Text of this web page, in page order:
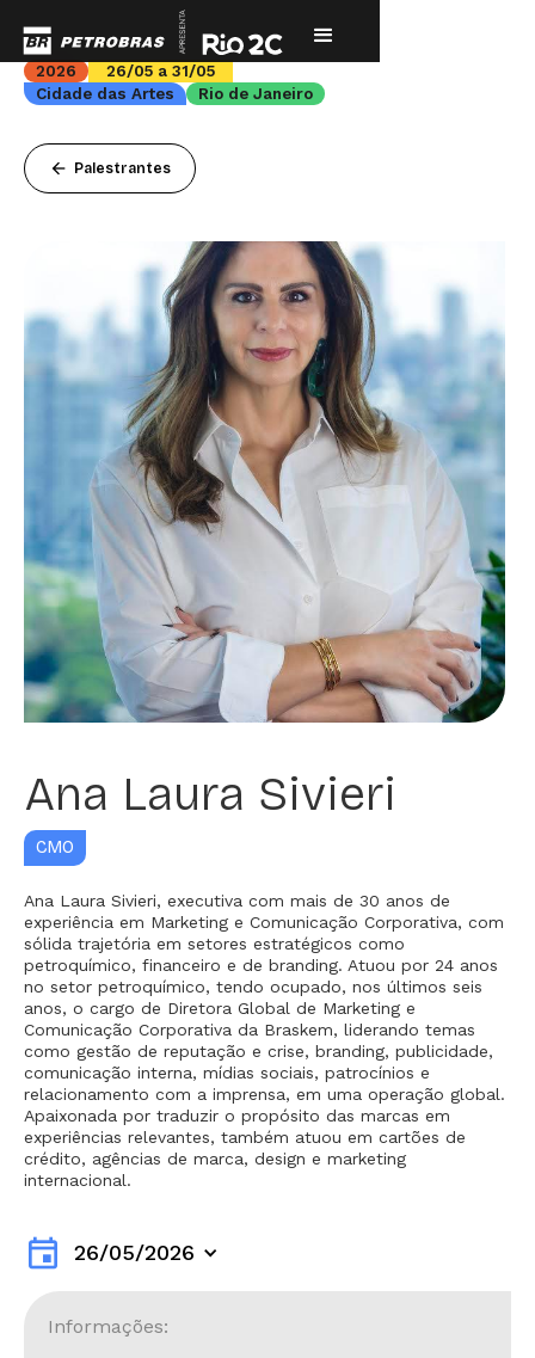
2026
26/05 a 31/05
Cidade das Artes
Rio de Janeiro
arrow_back Palestrantes
Ana Laura Sivieri
CMO
Ana Laura Sivieri, executiva com mais de 30 anos de
experiência em Marketing e Comunicação Corporativa, com
sólida trajetória em setores estratégicos como
petroquímico, financeiro e de branding. Atuou por 24 anos
no setor petroquímico, tendo ocupado, nos últimos seis
anos, o cargo de Diretora Global de Marketing e
Comunicação Corporativa da Braskem, liderando temas
como gestão de reputação e crise, branding, publicidade,
comunicação interna, mídias sociais, patrocínios e
relacionamento com a imprensa, em uma operação global.
Apaixonada por traduzir o propósito das marcas em
experiências relevantes, também atuou em cartões de
crédito, agências de marca, design e marketing
internacional.
event 26/05/2026
Informações: